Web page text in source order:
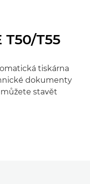
T50/T55
tiskárna
dokumenty
stavět